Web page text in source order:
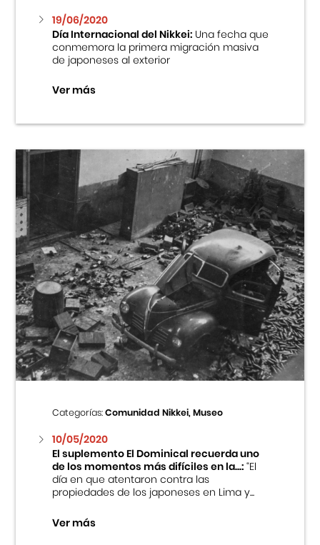
19/06/2020
Día Internacional del Nikkei:Una fecha que
conmemora la primera migración masiva
de japoneses al exterior
Ver más
Categorías:Comunidad Nikkei, Museo
10/05/2020
El suplemento El Dominical recuerda uno
de los momentos más difíciles en la...:“El
día en que atentaron contra las
propiedades de los japoneses en Lima y...
Ver más